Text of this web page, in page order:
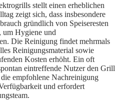
stellt einen erheblichen
zeigt sich, dass insbesondere
gründlich von Speiseresten
um Hygiene und
Die Reinigung findet mehrmals
Reinigungsmaterial sowie
Kosten erhöht. Ein oft
eintreffende Nutzer den Grill
empfohlene Nachreinigung
und erfordert